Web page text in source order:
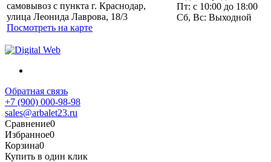
самовывоз с пункта г. Краснодар,
улица Леонида Лаврова, 18/3
Посмотреть на карте
Пт: с 10:00 до 18:00
Сб, Вс: Выходной
Обратная связь
+7 (900) 000-98-98
sales@arbalet23.ru
Сравнение0
Избранное0
Корзина0
Купить в один клик